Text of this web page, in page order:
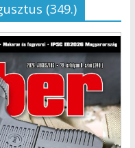
(349.)